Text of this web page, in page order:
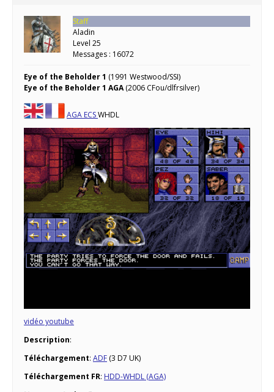
Staff
Aladin
Level 25
Messages : 16072
Eye of the Beholder 1 (1991 Westwood/SSI)
Eye of the Beholder 1 AGA(2006 CFou/dlfrsilver)
AGA ECSWHDL
vidéo youtube
Description:
Téléchargement: ADF (3 D7 UK)
Téléchargement FR: HDD-WHDL (AGA)